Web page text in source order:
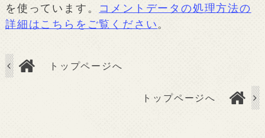
を使っています。 コメントデータの処理方法の
詳細はこちらをご覧ください 。
トップページへ
トップページへ